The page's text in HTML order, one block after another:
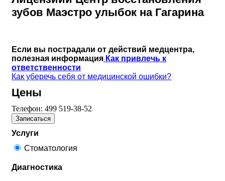
зубов Маэстро улыбок на Гагарина
Если вы пострадали от действий медцентра,
полезная информация Как привлечь к
ответственности
Как уберечь себя от медицинской ошибки?
Цены
Телефон: 499 519-38-52
Записаться
Услуги
Стоматология
Диагностика